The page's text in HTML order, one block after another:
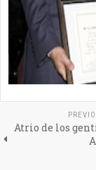
Atrio de los